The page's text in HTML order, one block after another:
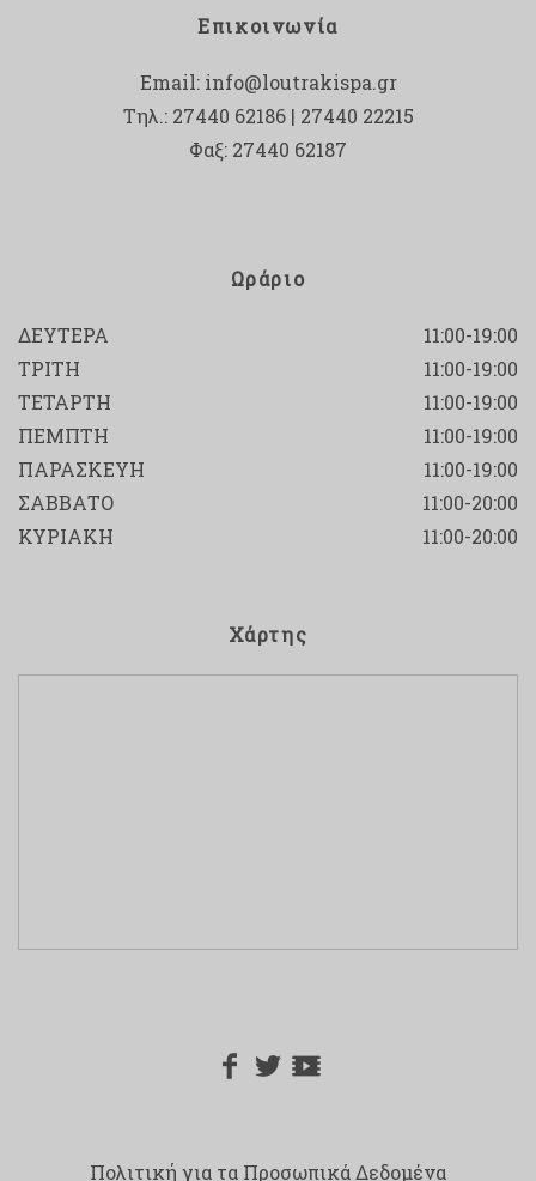
Επικοινωνία
Email: info@loutrakispa.gr
Τηλ.: 27440 62186 | 27440 22215
Φαξ: 27440 62187
Ωράριο
ΔΕΥΤΕΡΑ
11:00-19:00
ΤΡΙΤΗ
11:00-19:00
ΤΕΤΑΡΤΗ
11:00-19:00
ΠΕΜΠΤΗ
11:00-19:00
ΠΑΡΑΣΚΕΥΗ
11:00-19:00
ΣΑΒΒΑΤΟ
11:00-20:00
ΚΥΡΙΑΚΗ
11:00-20:00
Χάρτης
Πολιτική για τα Προσωπικά Δεδομένα